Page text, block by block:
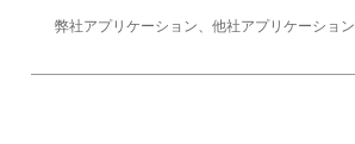
弊社アプリケーション、他社アプリケーション